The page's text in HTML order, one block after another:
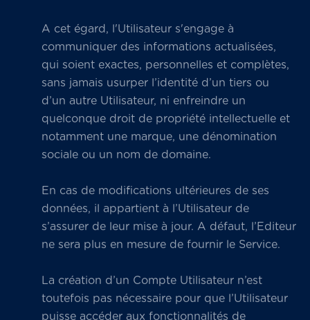
A cet égard, l'Utilisateur s'engage à
communiquer des informations actualisées,
qui soient exactes, personnelles et complètes,
sans jamais usurper l’identité d’un tiers ou
d’un autre Utilisateur, ni enfreindre un
quelconque droit de propriété intellectuelle et
notamment une marque, une dénomination
sociale ou un nom de domaine.
En cas de modifications ultérieures de ses
données, il appartient à l’Utilisateur de
s’assurer de leur mise à jour. A défaut, l’Editeur
ne sera plus en mesure de fournir le Service.
La création d’un Compte Utilisateur n’est
toutefois pas nécessaire pour que l’Utilisateur
puisse accéder aux fonctionnalités de